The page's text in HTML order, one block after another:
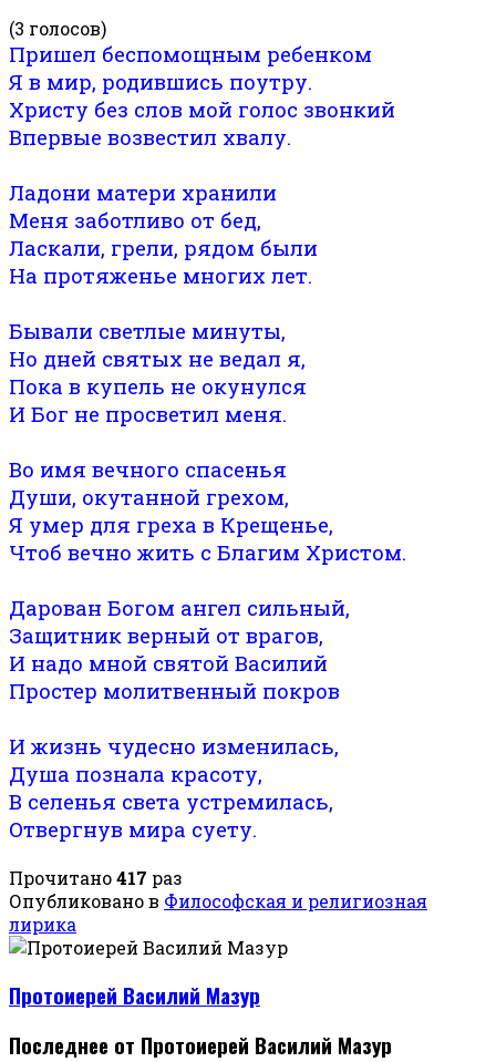
(3 голосов)
Пришел беспомощным ребенком
Я в мир, родившись поутру.
Христу без слов мой голос звонкий
Впервые возвестил хвалу.
Ладони матери хранили
Меня заботливо от бед,
Ласкали, грели, рядом были
На протяженье многих лет.
Бывали светлые минуты,
Но дней святых не ведал я,
Пока в купель не окунулся
И Бог не просветил меня.
Во имя вечного спасенья
Души, окутанной грехом,
Я умер для греха в Крещенье,
Чтоб вечно жить с Благим Христом.
Дарован Богом ангел сильный,
Защитник верный от врагов,
И надо мной святой Василий
Простер молитвенный покров
И жизнь чудесно изменилась,
Душа познала красоту,
В селенья света устремилась,
Отвергнув мира суету.
Прочитано417 раз
Опубликовано в Философская и религиозная
лирика
Протоиерей Василий Мазур
Последнее от Протоиерей Василий Мазур